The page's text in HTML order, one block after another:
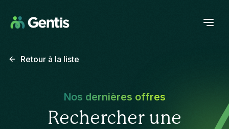
Retour à la liste
Nos dernières offres
Rechercher une